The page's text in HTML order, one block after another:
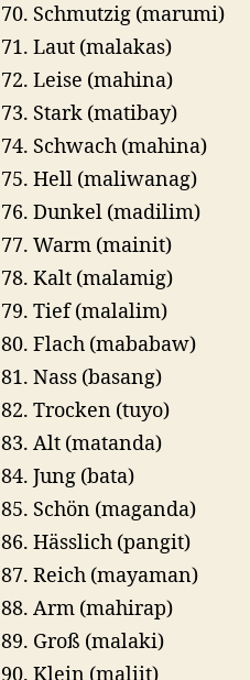
Schmutzig (marumi)
Laut (malakas)
Leise (mahina)
Stark (matibay)
Schwach (mahina)
Hell (maliwanag)
Dunkel (madilim)
Warm (mainit)
Kalt (malamig)
Tief (malalim)
Flach (mababaw)
Nass (basang)
Trocken (tuyo)
Alt (matanda)
Jung (bata)
Schön (maganda)
Hässlich (pangit)
Reich (mayaman)
Arm (mahirap)
Groß (malaki)